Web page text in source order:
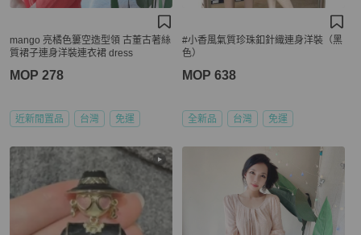
mango 亮橘色簍空造型領 古董古著絲
質裙子連身洋裝連衣裙 dress
MOP 278
近新閒置品 台灣 免運
#小香風氣質珍珠釦針織連身洋裝（黑
色）
MOP 638
全新品 台灣 免運